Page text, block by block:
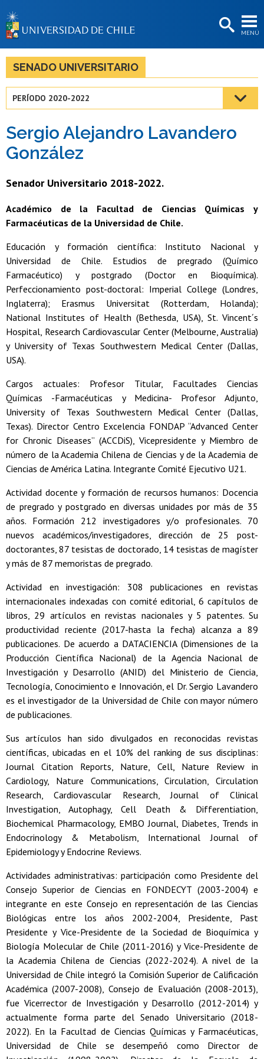
MENÚ
BIBLIOTECAS
LA UNIVERSIDAD
Estudiantes
Académicas/os
Egresadas/os
SENADO UNIVERSITARIO
PERÍODO 2020-2022
Sergio Alejandro Lavandero
González
Senador Universitario 2018-2022.
Académico de la Facultad de Ciencias Químicas y
Farmacéuticas de la Universidad de Chile.
Educación y formación científica: Instituto Nacional y
Universidad de Chile. Estudios de pregrado (Químico
Farmacéutico) y postgrado (Doctor en Bioquímica).
Perfeccionamiento post-doctoral: Imperial College (Londres,
Inglaterra); Erasmus Universitat (Rotterdam, Holanda);
National Institutes of Health (Bethesda, USA), St. Vincent´s
Hospital, Research Cardiovascular Center (Melbourne, Australia)
y University of Texas Southwestern Medical Center (Dallas,
USA).
Cargos actuales: Profesor Titular, Facultades Ciencias
Químicas -Farmacéuticas y Medicina- Profesor Adjunto,
University of Texas Southwestern Medical Center (Dallas,
Texas). Director Centro Excelencia FONDAP “Advanced Center
for Chronic Diseases” (ACCDiS), Vicepresidente y Miembro de
número de la Academia Chilena de Ciencias y de la Academia de
Ciencias de América Latina. Integrante Comité Ejecutivo U21.
Actividad docente y formación de recursos humanos: Docencia
de pregrado y postgrado en diversas unidades por más de 35
años. Formación 212 investigadores y/o profesionales. 70
nuevos académicos/investigadores, dirección de 25 post-
doctorantes, 87 tesistas de doctorado, 14 tesistas de magíster
y más de 87 memoristas de pregrado.
Actividad en investigación: 308 publicaciones en revistas
internacionales indexadas con comité editorial, 6 capítulos de
libros, 29 artículos en revistas nacionales y 5 patentes. Su
productividad reciente (2017-hasta la fecha) alcanza a 89
publicaciones. De acuerdo a DATACIENCIA (Dimensiones de la
Producción Científica Nacional) de la Agencia Nacional de
Investigación y Desarrollo (ANID) del Ministerio de Ciencia,
Tecnología, Conocimiento e Innovación, el Dr. Sergio Lavandero
es el investigador de la Universidad de Chile con mayor número
de publicaciones.
Sus artículos han sido divulgados en reconocidas revistas
científicas, ubicadas en el 10% del ranking de sus disciplinas:
Journal Citation Reports, Nature, Cell, Nature Review in
Cardiology, Nature Communications, Circulation, Circulation
Research, Cardiovascular Research, Journal of Clinical
Investigation, Autophagy, Cell Death & Differentiation,
Biochemical Pharmacology, EMBO Journal, Diabetes, Trends in
Endocrinology & Metabolism, International Journal of
Epidemiology y Endocrine Reviews.
Actividades administrativas: participación como Presidente del
Consejo Superior de Ciencias en FONDECYT (2003-2004) e
integrante en este Consejo en representación de las Ciencias
Biológicas entre los años 2002-2004, Presidente, Past
Presidente y Vice-Presidente de la Sociedad de Bioquímica y
Biología Molecular de Chile (2011-2016) y Vice-Presidente de
la Academia Chilena de Ciencias (2022-2024). A nivel de la
Universidad de Chile integró la Comisión Superior de Calificación
Académica (2007-2008), Consejo de Evaluación (2008-2013),
fue Vicerrector de Investigación y Desarrollo (2012-2014) y
actualmente forma parte del Senado Universitario (2018-
2022). En la Facultad de Ciencias Químicas y Farmacéuticas,
Universidad de Chile se desempeñó como Director de